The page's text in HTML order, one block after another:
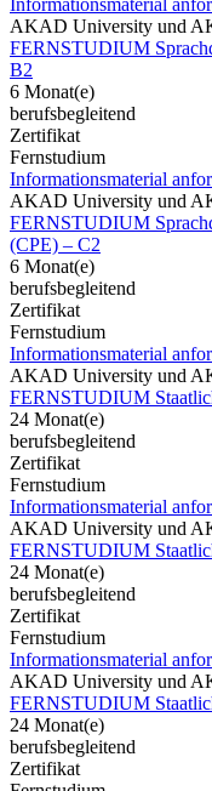
Informationsmaterial
AKAD University und
FERNSTUDIUM
B2
6 Monat(e)
berufsbegleitend
Zertifikat
Fernstudium
Informationsmaterial
AKAD University und
FERNSTUDIUM
(CPE) – C2
6 Monat(e)
berufsbegleitend
Zertifikat
Fernstudium
Informationsmaterial
AKAD University und
FERNSTUDIUM
24 Monat(e)
berufsbegleitend
Zertifikat
Fernstudium
Informationsmaterial
AKAD University und
FERNSTUDIUM
24 Monat(e)
berufsbegleitend
Zertifikat
Fernstudium
Informationsmaterial
AKAD University und
FERNSTUDIUM
24 Monat(e)
berufsbegleitend
Zertifikat